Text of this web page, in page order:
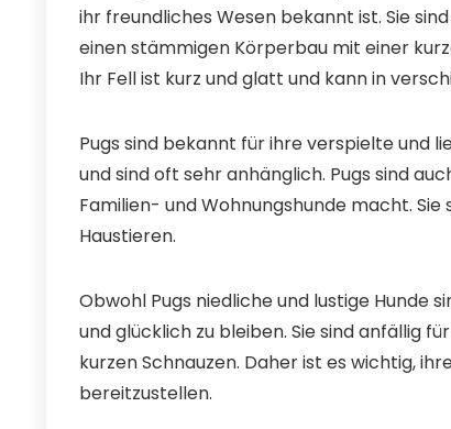
ihr freundliches Wesen bekannt ist. Sie
einen stämmigen Körperbau mit einer
Ihr Fell ist kurz und glatt und kann in
Pugs sind bekannt für ihre verspielte und
und sind oft sehr anhänglich. Pugs sind
Familien- und Wohnungshunde macht.
Haustieren.
Obwohl Pugs niedliche und lustige Hunde
und glücklich zu bleiben. Sie sind anfällig
kurzen Schnauzen. Daher ist es wichtig,
bereitzustellen.